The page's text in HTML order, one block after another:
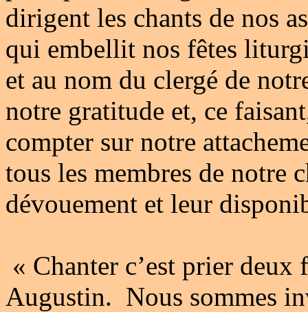
dirigent les chants de nos
qui embellit nos fêtes
et au nom du clergé de
notre gratitude et, ce
compter sur notre
tous les membres de notre
dévouement et leur
« Chanter c’est prier
Augustin. Nous sommes